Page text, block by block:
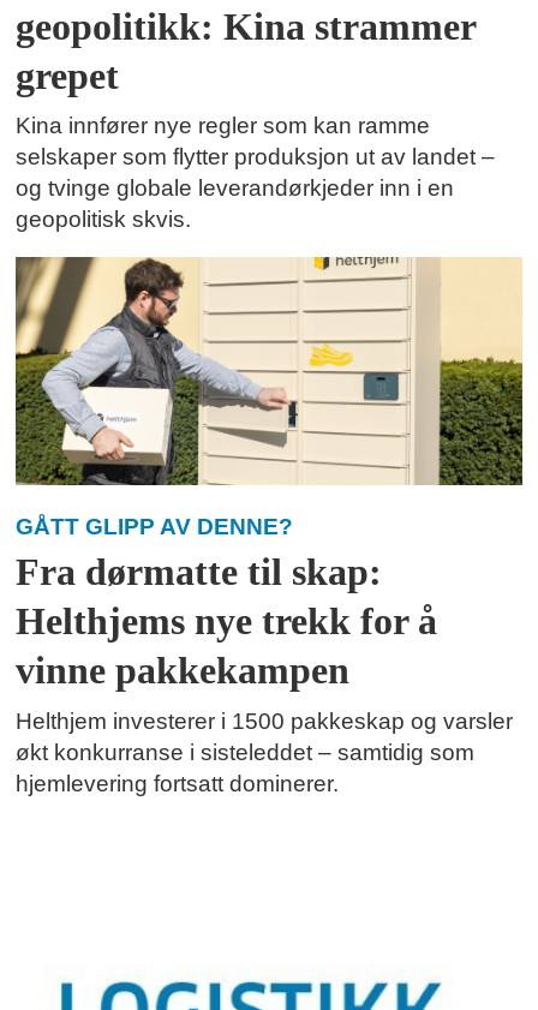
geopolitikk: Kina strammer
grepet
Kina innfører nye regler som kan ramme
selskaper som flytter produksjon ut av landet –
og tvinge globale leverandørkjeder inn i en
geopolitisk skvis.
GÅTT GLIPP AV DENNE?
Fra dørmatte til skap:
Helthjems nye trekk for å
vinne pakkekampen
Helthjem investerer i 1500 pakkeskap og varsler
økt konkurranse i sisteleddet – samtidig som
hjemlevering fortsatt dominerer.